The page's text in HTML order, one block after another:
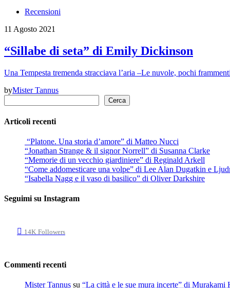
Recensioni
11 Agosto 2021
“Sillabe di seta” di Emily Dickinson
Una Tempesta tremenda stracciava l’aria –Le nuvole, pochi
byMister Tannus
Cerca
Articoli recenti
“Platone. Una storia d’amore” di Matteo Nucci
“Jonathan Strange & il signor Norrell” di Susanna Clarke
“Memorie di un vecchio giardiniere” di Reginald Arkell
“Come addomesticare una volpe” di Lee Alan Dugatkin e
“Isabella Nagg e il vaso di basilico” di Oliver Darkshire
Seguimi su Instagram
14K Followers
Commenti recenti
Mister Tannus su “La città e le sue mura incerte” di Murakami